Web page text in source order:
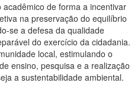
de forma a incentivar
na preservação do equilíbrio
se a defesa da qualidade
do exercício da cidadania.
local, estimulando o
ensino, pesquisa e a realização
a sustentabilidade ambiental.